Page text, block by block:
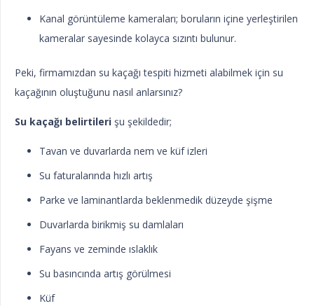
Kanal görüntüleme kameraları; boruların içine yerleştirilen
kameralar sayesinde kolayca sızıntı bulunur.
Peki, firmamızdan su kaçağı tespiti hizmeti alabilmek için su
kaçağının oluştuğunu nasıl anlarsınız?
Su kaçağı belirtileri şu şekildedir;
Tavan ve duvarlarda nem ve küf izleri
Su faturalarında hızlı artış
Parke ve laminantlarda beklenmedik düzeyde şişme
Duvarlarda birikmiş su damlaları
Fayans ve zeminde ıslaklık
Su basıncında artış görülmesi
Küf